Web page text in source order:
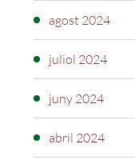
agost 2024
juliol 2024
juny 2024
abril 2024